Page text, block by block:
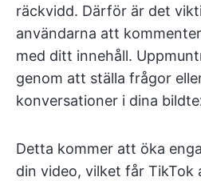
räckvidd. Därför är det
användarna att
med ditt innehåll.
genom att ställa frågor
konversationer i dina
Detta kommer att öka
din video, vilket får TikTok